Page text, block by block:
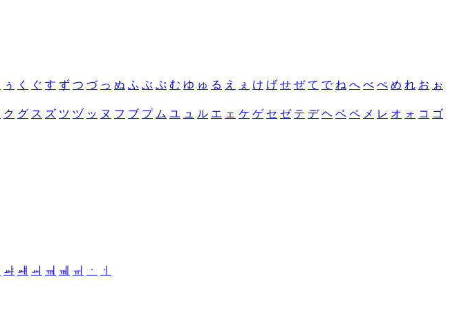
ぅ く ぐ す ず つ づ っ ぬ ふ ぶ ぷ む ゆ ゅ る え ぇ け げ せ ぜ て で ね へ べ ぺ め れ お ぉ
ク グ ス ズ ツ ヅ ッ ヌ フ ブ プ ム ユ ュ ル エ ェ ケ ゲ セ ゼ テ デ ヘ ベ ペ メ レ オ ォ コ ゴ
ㆇ ㆈ ㆉ ㆊ ㆋ ㆌ ㆍ
ㆎ